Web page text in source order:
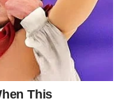
željeli.
sreću
ljubavi.